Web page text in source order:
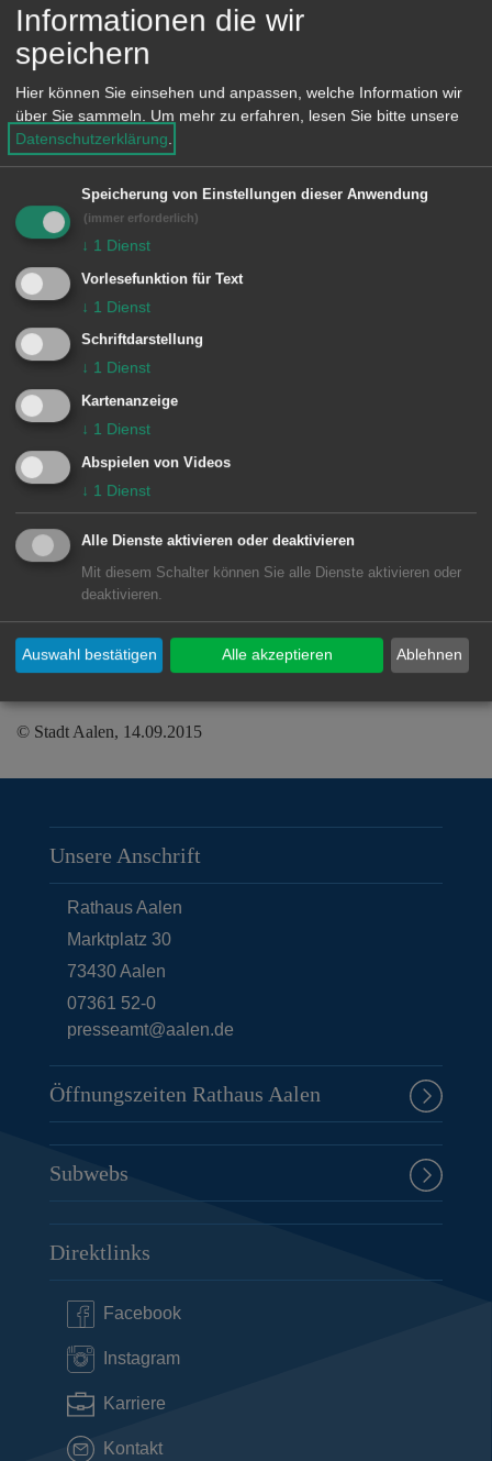
Kessler-Schule Wasseralfingen
(vormals Talschule) und die
Braunenbergschule Wasseralfingen.
Drei Schulen starten als
Gemeinschaftsschule: die
Hofherrnschule unter dem neuen
Namen „Gemeinschaftsschule
Welland“, Schillerschule und
Kocherburgschule.
Die Bohlschule ist konzeptionell in die
Hofherrnschule integriert worden. Der
Standort Bohlschule wird zu einem
Bildungshaus umgewandelt werden mit
Volkshochschule, dem Institut für
soziale Berufe St. Loreto, explorhino
und der tamilischen Schule als
Hauptnutzern.
© Stadt Aalen, 14.09.2015
Unsere Anschrift
Rathaus Aalen
Marktplatz 30
73430Aalen
07361 52-0
presseamt@aalen.de
Öffnungszeiten Rathaus Aalen
Subwebs
Direktlinks
Facebook
Instagram
Karriere
Kontakt
Informationen die wir
speichern
Hier können Sie einsehen und anpassen, welche Information wir
über Sie sammeln.
Um mehr zu erfahren, lesen Sie bitte unsere
Datenschutzerklärung
Speicherung von Einstellungen dieser Anwendung
(immer erforderlich)
↓ 1 Dienst
Vorlesefunktion für Text
↓ 1 Dienst
Schriftdarstellung
↓ 1 Dienst
Kartenanzeige
↓ 1 Dienst
Abspielen von Videos
↓ 1 Dienst
Alle Dienste aktivieren oder deaktivieren
Mit diesem Schalter können Sie alle Dienste aktivieren oder
deaktivieren.
Ablehnen
Auswahl bestätigen Alle akzeptieren